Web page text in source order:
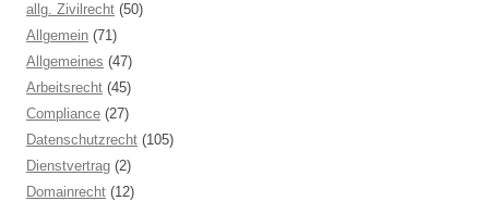
allg. Zivilrecht (50)
Allgemein (71)
Allgemeines (47)
Arbeitsrecht (45)
Compliance (27)
Datenschutzrecht (105)
Dienstvertrag (2)
Domainrecht (12)